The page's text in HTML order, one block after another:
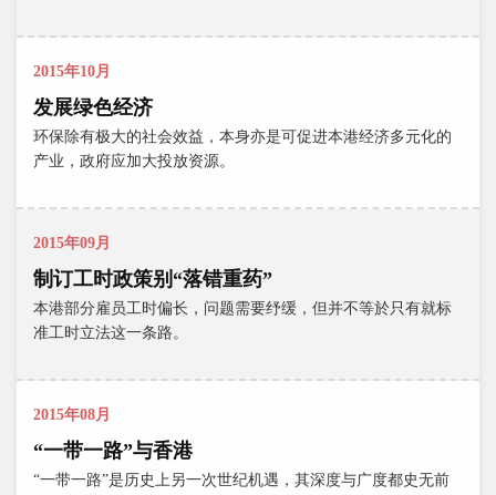
2015年10月
发展绿色经济
环保除有极大的社会效益，本身亦是可促进本港经济多元化的
产业，政府应加大投放资源。
2015年09月
制订工时政策别“落错重药”
本港部分雇员工时偏长，问题需要纾缓，但并不等於只有就标
准工时立法这一条路。
2015年08月
“一带一路”与香港
“一带一路”是历史上另一次世纪机遇，其深度与广度都史无前